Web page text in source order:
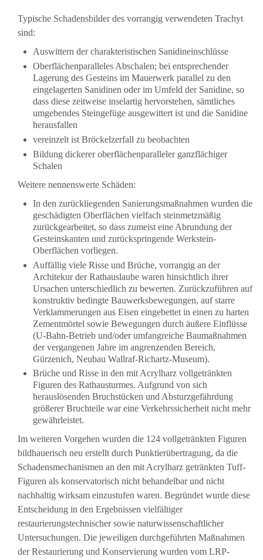
Typische Schadensbilder des vorrangig verwendeten Trachyt
sind:
Auswittern der charakteristischen Sanidineinschlüsse
Oberflächenparalleles Abschalen; bei entsprechender
Lagerung des Gesteins im Mauerwerk parallel zu den
eingelagerten Sanidinen oder im Umfeld der Sanidine, so
dass diese zeitweise inselartig hervorstehen, sämtliches
umgebendes Steingefüge ausgewittert ist und die Sanidine
herausfallen
vereinzelt ist Bröckelzerfall zu beobachten
Bildung dickerer oberflächenparalleler ganzflächiger
Schalen
Weitere nennenswerte Schäden:
In den zurückliegenden Sanierungsmaßnahmen wurden die
geschädigten Oberflächen vielfach steinmetzmäßig
zurückgearbeitet, so dass zumeist eine Abrundung der
Gesteinskanten und zurückspringende Werkstein-
Oberflächen vorliegen.
Auffällig viele Risse und Brüche, vorrangig an der
Architekur der Rathauslaube waren hinsichtlich ihrer
Ursachen unterschiedlich zu bewerten. Zurückzuführen auf
konstruktiv bedingte Bauwerksbewegungen, auf starre
Verklammerungen aus Eisen eingebettet in einen zu harten
Zementmörtel sowie Bewegungen durch äußere Einflüsse
(U-Bahn-Betrieb und/oder umfangreiche Baumaßnahmen
der vergangenen Jahre im angrenzenden Bereich,
Gürzenich, Neubau Wallraf-Richartz-Museum).
Brüche und Risse in den mit Acrylharz vollgetränkten
Figuren des Rathausturmes. Aufgrund von sich
herauslösenden Bruchstücken und Absturzgefährdung
größerer Bruchteile war eine Verkehrssicherheit nicht mehr
gewährleistet.
Im weiteren Vorgehen wurden die 124 vollgetränkten Figuren
bildhauerisch neu erstellt durch Punktierübertragung, da die
Schadensmechanismen an den mit Acrylharz getränkten Tuff-
Figuren als konservatorisch nicht behandelbar und nicht
nachhaltig wirksam einzustufen waren. Begründet wurde diese
Entscheidung in den Ergebnissen vielfältiger
restaurierungstechnischer sowie naturwissenschaftlicher
Untersuchungen. Die jeweiligen durchgeführten Maßnahmen
der Restaurierung und Konservierung wurden vom LRP-